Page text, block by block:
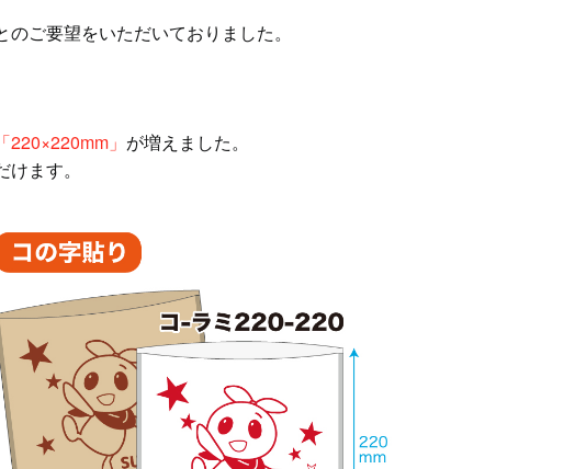
ご要望をいただいておりました。
」 が増えました。
ます。